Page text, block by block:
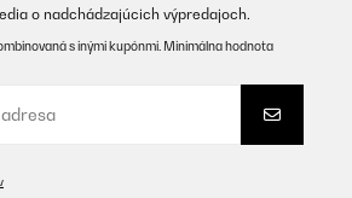
o nadchádzajúcich výpredajoch.
s inými kupónmi. Minimálna hodnota